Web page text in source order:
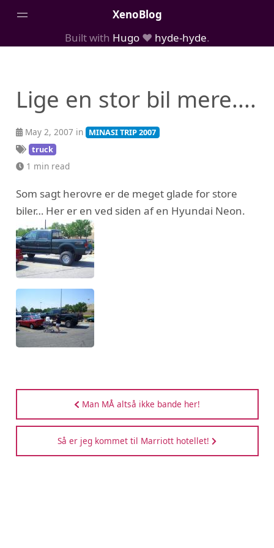
XenoBlog
AboutMe
Built with Hugo❤️ hyde-hyde.
Lige en stor bil mere....
May 2, 2007 in MINASI TRIP 2007
truck
1 min read
Som sagt herovre er de meget glade for store
biler… Her er en ved siden af en Hyundai Neon.
Man MÅ altså ikke bande her!
Så er jeg kommet til Marriott hotellet!